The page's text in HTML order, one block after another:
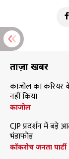
ताज़ा खबरें
काजोल का करियर
नहीं किया
काजोल
CJP प्रदर्शन में बड़े
भंडाफोड़
कॉकरोच जनता पार्टी